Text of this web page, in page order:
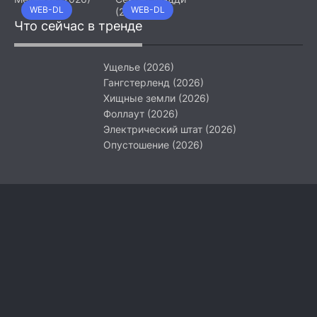
WEB-DL WEB-DL
(2026)
Что сейчас в тренде
Ущелье (2026)
Гангстерленд (2026)
Хищные земли (2026)
Фоллаут (2026)
Электрический штат (2026)
Опустошение (2026)